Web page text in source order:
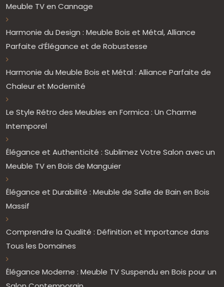
Meuble TV en Cannage
Harmonie du Design : Meuble Bois et Métal, Alliance
Parfaite d’Élégance et de Robustesse
Harmonie du Meuble Bois et Métal : Alliance Parfaite de
Chaleur et Modernité
Le Style Rétro des Meubles en Formica : Un Charme
Intemporel
Élégance et Authenticité : Sublimez Votre Salon avec un
Meuble TV en Bois de Manguier
Élégance et Durabilité : Meuble de Salle de Bain en Bois
Massif
Comprendre la Qualité : Définition et Importance dans
Tous les Domaines
Élégance Moderne : Meuble TV Suspendu en Bois pour un